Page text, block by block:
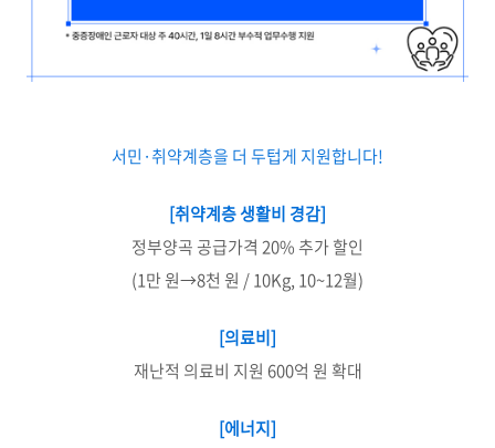
서민·취약계층을 더 두텁게 지원합니다!
[취약계층 생활비 경감]
정부양곡 공급가격 20% 추가 할인
(1만 원→8천 원 / 10Kg, 10~12월)
[의료비]
재난적 의료비 지원 600억 원 확대
[에너지]